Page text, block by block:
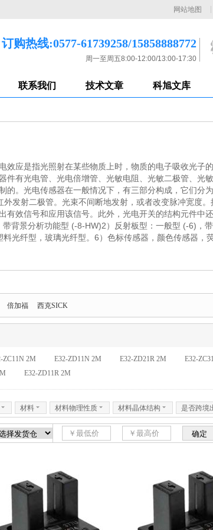
网站地图
线:0577-61739258/15858888772
周一至周五8:00-12:00/13:00-17:30
联系我们 技术文章 科旭文库
应是指光照射在某些物质上时，物质的电子吸收光子
有光电管、光电倍增管、光敏电阻、光敏二极管、光
。光电传感器在一般情况下，有三部分构成，它们分
发射二极管。光束不间断地发射，或者改变脉冲宽度。
效信号和应用该信号。此外，光电开关的结构元件中
背景分析功能型 (-8-HW)2）反射板型：一般型 (-6)，
光纤型，玻璃光纤型。6）色标传感器，颜色传感器，
倍加福 西克SICK
ZC11N 2M E32-ZD11N 2M E32-ZD21R 2M E32-
E32-ZD11R 2M
6 材料 6 材料物理性质 6 材料晶体结构 6 是否跨境